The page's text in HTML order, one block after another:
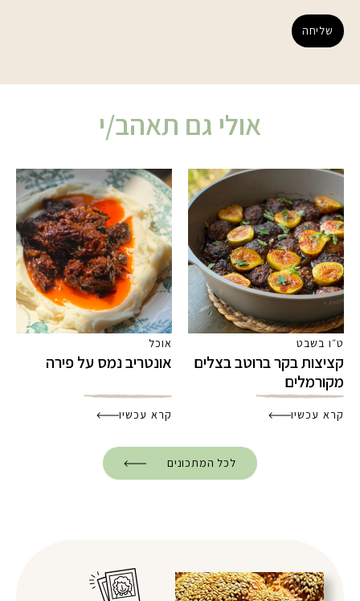
שליחה
אולי גם תאהב/י
ט״ו בשבט
קציצות בקר ברוטב בצלים
מקורמלים
קרא עכשיו
אוכל
אונטריב נמס על פירה
קרא עכשיו
לכל המתכונים